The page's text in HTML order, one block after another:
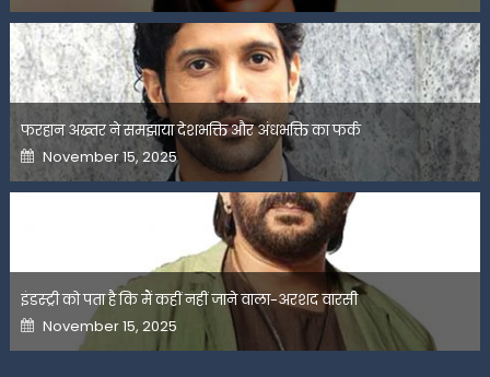
फरहान अख्तर ने समझाया देशभक्ति और अंधभक्ति का फर्क
Posted
on
November 15, 2025
इंडस्ट्री को पता है कि मैं कहीं नहीं जाने वाला-अरशद वारसी
Posted
on
November 15, 2025